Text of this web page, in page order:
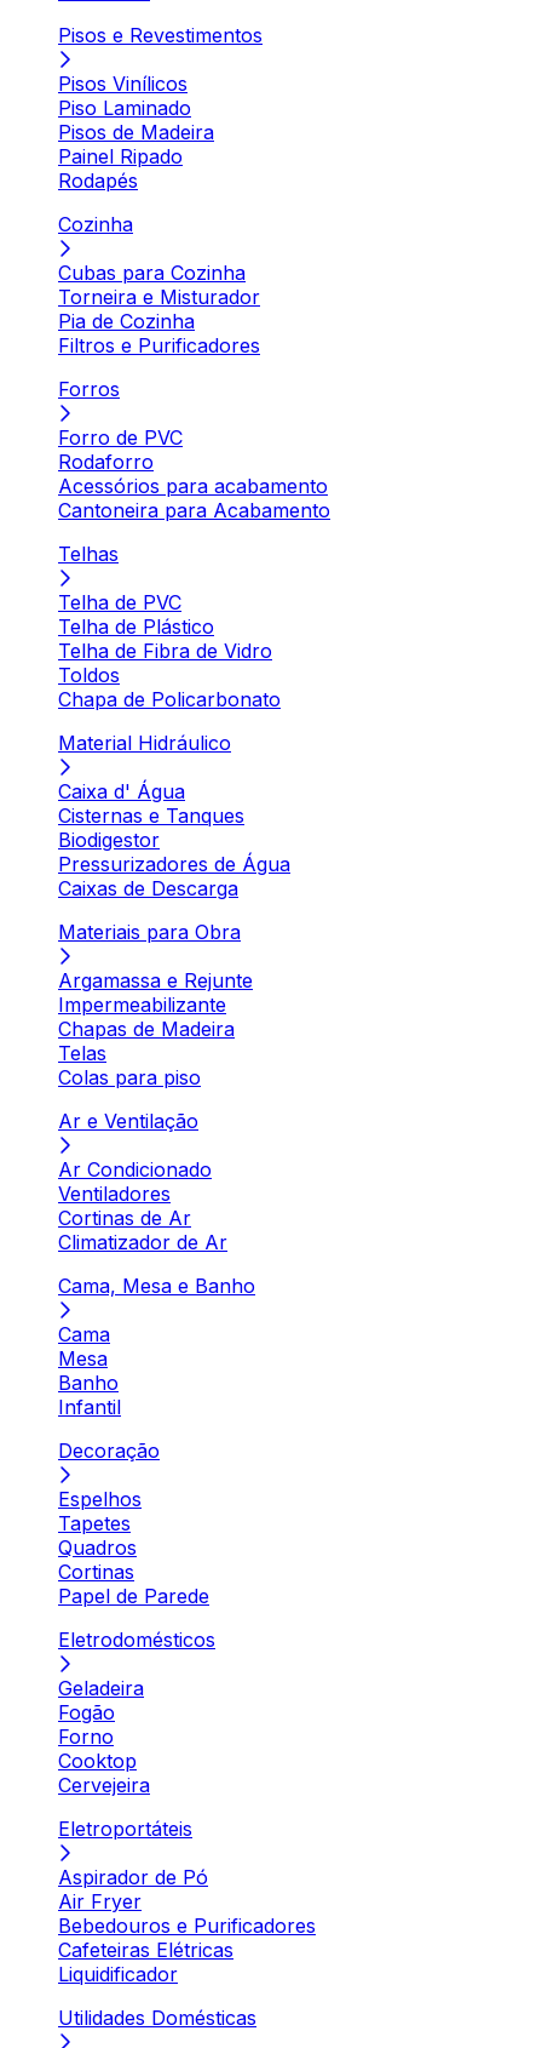
Pisos e Revestimentos
Pisos Vinílicos
Piso Laminado
Pisos de Madeira
Painel Ripado
Rodapés
Cozinha
Cubas para Cozinha
Torneira e Misturador
Pia de Cozinha
Filtros e Purificadores
Forros
Forro de PVC
Rodaforro
Acessórios para acabamento
Cantoneira para Acabamento
Telhas
Telha de PVC
Telha de Plástico
Telha de Fibra de Vidro
Toldos
Chapa de Policarbonato
Material Hidráulico
Caixa d' Água
Cisternas e Tanques
Biodigestor
Pressurizadores de Água
Caixas de Descarga
Materiais para Obra
Argamassa e Rejunte
Impermeabilizante
Chapas de Madeira
Telas
Colas para piso
Ar e Ventilação
Ar Condicionado
Ventiladores
Cortinas de Ar
Climatizador de Ar
Cama, Mesa e Banho
Cama
Mesa
Banho
Infantil
Decoração
Espelhos
Tapetes
Quadros
Cortinas
Papel de Parede
Eletrodomésticos
Geladeira
Fogão
Forno
Cooktop
Cervejeira
Eletroportáteis
Aspirador de Pó
Air Fryer
Bebedouros e Purificadores
Cafeteiras Elétricas
Liquidificador
Utilidades Domésticas